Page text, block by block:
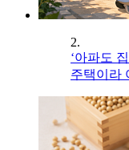
2.
‘아파도
주택이라